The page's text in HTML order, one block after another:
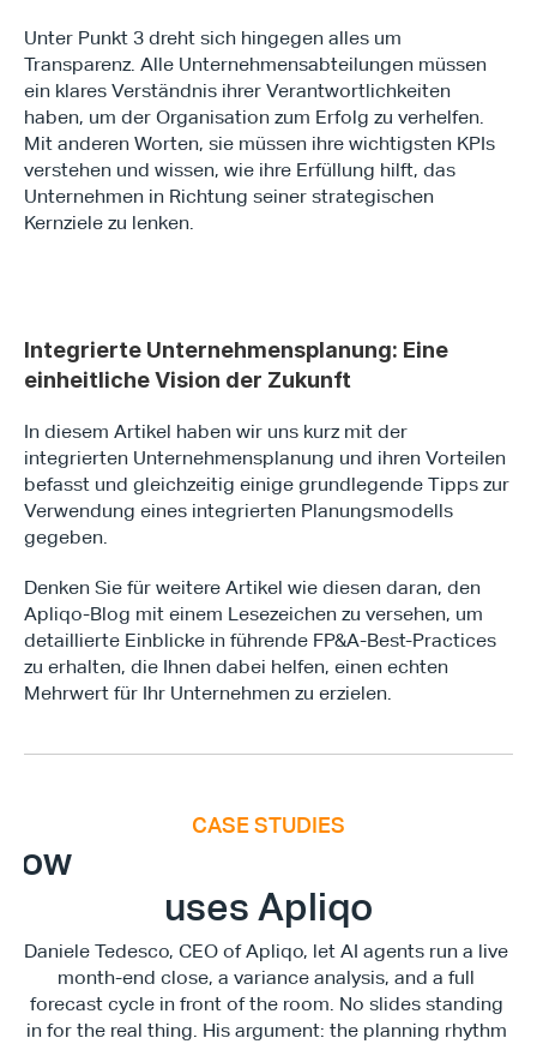
Unter Punkt 3 dreht sich hingegen alles um
Transparenz. Alle Unternehmensabteilungen müssen
ein klares Verständnis ihrer Verantwortlichkeiten
haben, um der Organisation zum Erfolg zu verhelfen.
Mit anderen Worten, sie müssen ihre wichtigsten KPIs
verstehen und wissen, wie ihre Erfüllung hilft, das
Unternehmen in Richtung seiner strategischen
Kernziele zu lenken.
Integrierte Unternehmensplanung: Eine
einheitliche Vision der Zukunft
In diesem Artikel haben wir uns kurz mit der
integrierten Unternehmensplanung und ihren Vorteilen
befasst und gleichzeitig einige grundlegende Tipps zur
Verwendung eines integrierten Planungsmodells
gegeben.
Denken Sie für weitere Artikel wie diesen daran, den
Apliqo-Blog mit einem Lesezeichen zu versehen, um
detaillierte Einblicke in führende FP&A-Best-Practices
zu erhalten, die Ihnen dabei helfen, einen echten
Mehrwert für Ihr Unternehmen zu erzielen.
CASE STUDIES
E
uses Apliqo
Daniele Tedesco, CEO of Apliqo, let AI agents run a live
month-end close, a variance analysis, and a full
forecast cycle in front of the room. No slides standing
in for the real thing. His argument: the planning rhythm